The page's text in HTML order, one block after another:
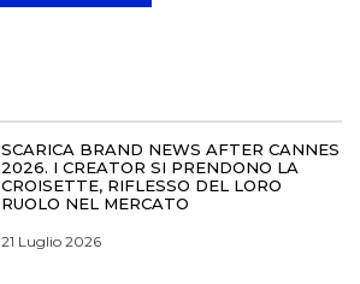
SCARICA BRAND NEWS AFTER CANNES
2026. I CREATOR SI PRENDONO LA
CROISETTE, RIFLESSO DEL LORO
RUOLO NEL MERCATO
21 Luglio 2026